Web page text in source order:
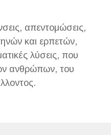
απεντομώσεις,
και ερπετών,
λύσεις, που
ανθρώπων, του